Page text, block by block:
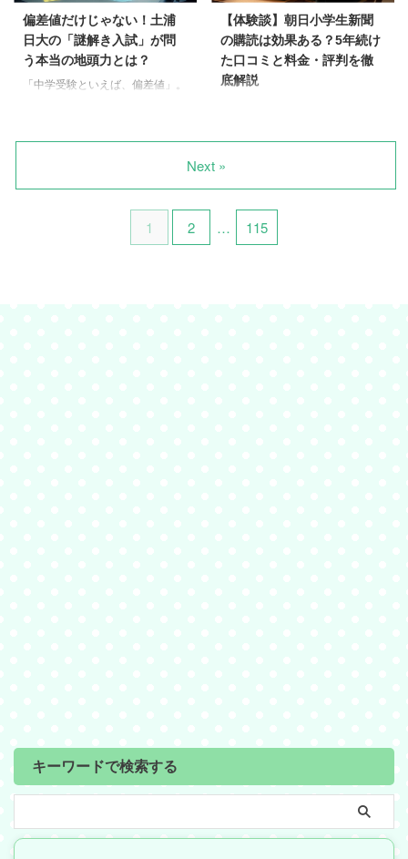
たい！」という好奇心のスイッチ
を、そっと押してあげましょう。
【最初にチェック！】 せっかく
の新聞を積読にしないための秘訣
は、親が少しだけ関わる「楽しい
め】朝日小学生新聞は、中学受験
を視野に入れるご家庭にとって、
非常に価値の高い教育投資だと感
じています。ただ、その効果を最
大限に引き出すには、親御さんの
生新聞 ...
偏差値だけじゃない！土浦
日大の「謎解き入試」が問
う本当の地頭力とは？
「中学受験といえば、偏差値」。
学受験を考え始めたとき、「詰め
ろうか？」と疑問に感じたことは
ありませんか？ そんな保護者の
皆さまに、ぜひ知っていただきた
いのが、土浦日本大学中等教育学
【体験談】朝日小学生新聞
の購読は効果ある？5年続け
た口コミと料金・評判を徹
底解説
小学生新聞の購読を検討している
んだろうか…」なんて、気になっ
ている保護者の方も多いのではな
いでしょうか。 この記事では、5
年間購読を続けた私が、リアルな
1 2 … 115
Next »
キーワードで検索する